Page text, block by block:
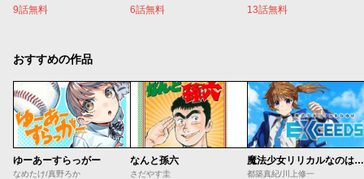
9話無料 6話無料 13話無料
おすすめの作品
ゆーあーすらっがー
なめたけ/真野ろか
なんと孫六
さだやす圭
魔法少女リリカルなのは EXCEEDS
都築真紀/川上修一